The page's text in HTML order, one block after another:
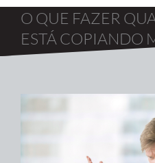
O QUE FAZER
ESTÁ COPIANDO